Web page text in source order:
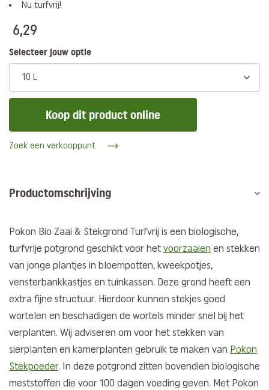
Nu turfvrij!
6,29
Selecteer jouw optie
10 L
Koop dit product online
Zoek een verkooppunt
Productomschrijving
Pokon Bio Zaai & Stekgrond Turfvrij is een biologische,
turfvrije potgrond geschikt voor het voorzaaien en stekken
van jonge plantjes in bloempotten, kweekpotjes,
vensterbankkastjes en tuinkassen. Deze grond heeft een
extra fijne structuur. Hierdoor kunnen stekjes goed
wortelen en beschadigen de wortels minder snel bij het
verplanten. Wij adviseren om voor het stekken van
sierplanten en kamerplanten gebruik te maken van Pokon
Stekpoeder. In deze potgrond zitten bovendien biologische
meststoffen die voor 100 dagen voeding geven. Met Pokon